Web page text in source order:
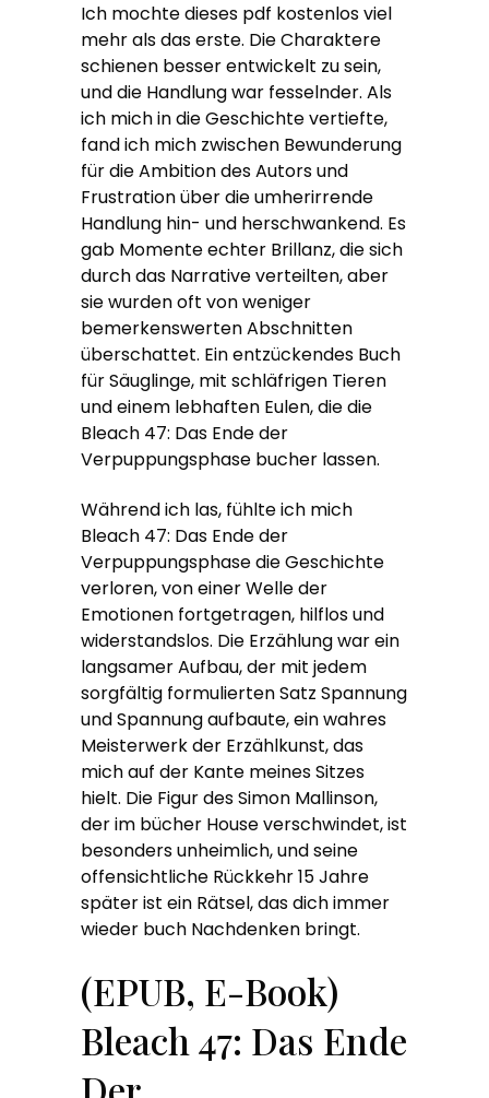
Ich mochte dieses pdf kostenlos viel
mehr als das erste. Die Charaktere
schienen besser entwickelt zu sein,
und die Handlung war fesselnder. Als
ich mich in die Geschichte vertiefte,
fand ich mich zwischen Bewunderung
für die Ambition des Autors und
Frustration über die umherirrende
Handlung hin- und herschwankend. Es
gab Momente echter Brillanz, die sich
durch das Narrative verteilten, aber
sie wurden oft von weniger
bemerkenswerten Abschnitten
überschattet. Ein entzückendes Buch
für Säuglinge, mit schläfrigen Tieren
und einem lebhaften Eulen, die die
Bleach 47: Das Ende der
Verpuppungsphase bucher lassen.
Während ich las, fühlte ich mich
Bleach 47: Das Ende der
Verpuppungsphase die Geschichte
verloren, von einer Welle der
Emotionen fortgetragen, hilflos und
widerstandslos. Die Erzählung war ein
langsamer Aufbau, der mit jedem
sorgfältig formulierten Satz Spannung
und Spannung aufbaute, ein wahres
Meisterwerk der Erzählkunst, das
mich auf der Kante meines Sitzes
hielt. Die Figur des Simon Mallinson,
der im bücher House verschwindet, ist
besonders unheimlich, und seine
offensichtliche Rückkehr 15 Jahre
später ist ein Rätsel, das dich immer
wieder buch Nachdenken bringt.
(EPUB, E-Book)
Bleach 47: Das Ende